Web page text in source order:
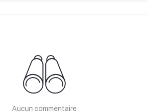
Aucun commentaire